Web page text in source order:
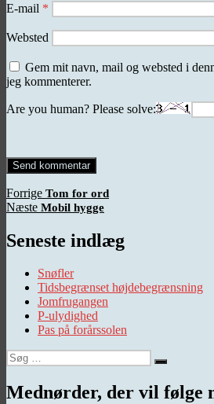
E-mail *
Websted
Gem mit navn, mail og websted i
jeg kommenterer.
Are you human? Please solve:
Indlægsnavigation
Forrige Forrige
indlæg:
Tom for ord
Næste Næste
Mobil hygge
Seneste indlæg
Snøfler
Tidsbegrænset højdebegrænsning
Jomfrugangen
P-ulydighed
Pas på forårssolen
Søg
efter:
Søg
Mednørder, der vil følge